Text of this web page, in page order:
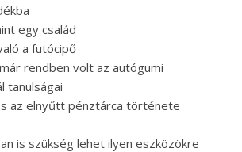
egy család
a futócipő
rendben volt az autógumi
tanulságai
az elnyűtt pénztárca története
is szükség lehet ilyen eszközökre